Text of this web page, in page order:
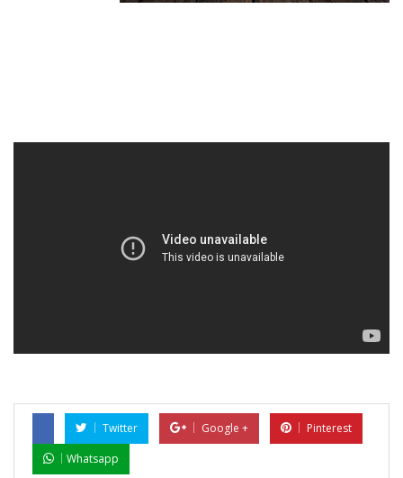
Twitter Google +
Pinterest
Whatsapp